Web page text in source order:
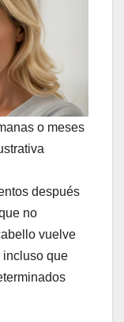
o meses
después
no
vuelve
incluso que